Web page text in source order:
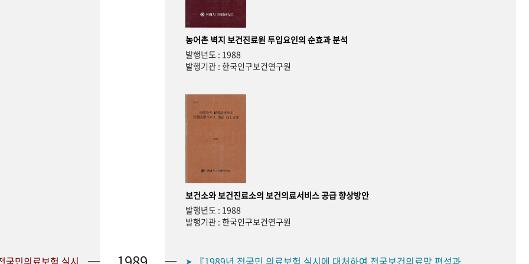
농어촌 벽지 보건진료원 투입요인의 순효과 분석
발행년도 : 1988
발행기관 : 한국인구보건연구원
보건소와 보건진료소의 보건의료서비스 공급 향상방안
발행년도 : 1988
발행기관 : 한국인구보건연구원
➤